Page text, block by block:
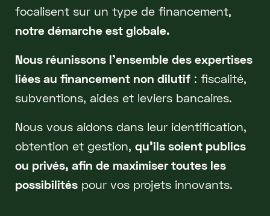
focalisent sur un type de financement,
notre démarche est globale.
Nous réunissons l'ensemble des expertises
liées au financement non dilutif: fiscalité,
subventions, aides et leviers bancaires.
Nous vous aidons dans leur identification,
obtention et gestion, qu'ils soient publics
ou privés, afin de maximiser toutes les
possibilitéspour vos projets innovants.